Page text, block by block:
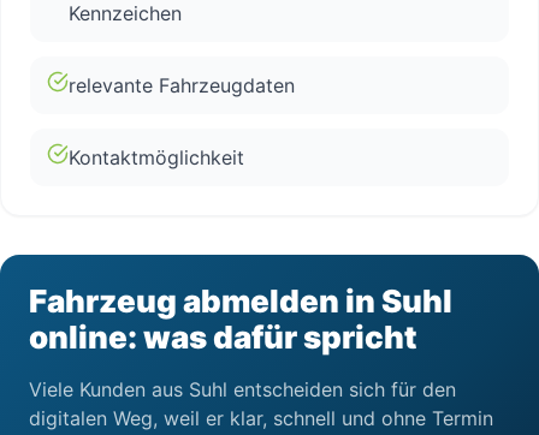
Kennzeichen
relevante Fahrzeugdaten
Kontaktmöglichkeit
Fahrzeug abmelden in Suhl
online: was dafür spricht
Viele Kunden aus Suhl entscheiden sich für den
digitalen Weg, weil er klar, schnell und ohne Termin